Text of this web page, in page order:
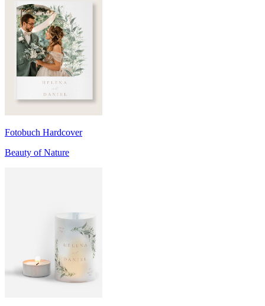
Fotobuch Hardcover
Beauty of Nature